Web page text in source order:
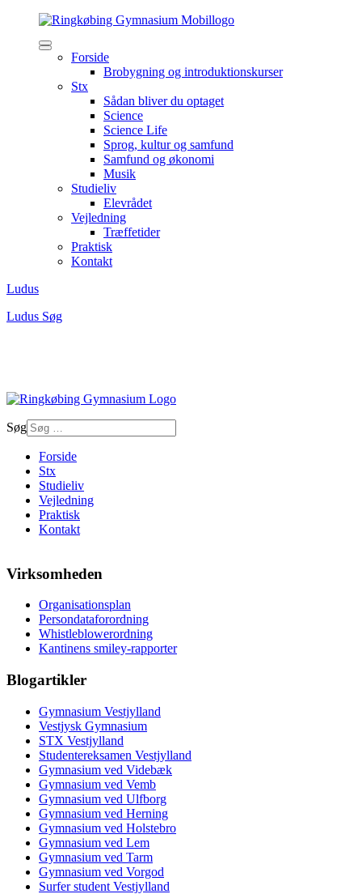
Forside
Brobygning og introduktionskurser
Stx
Sådan bliver du optaget
Science
Science Life
Sprog, kultur og samfund
Samfund og økonomi
Musik
Studieliv
Elevrådet
Vejledning
Træffetider
Praktisk
Kontakt
Ludus
Ludus Søg
Søg
Forside
Stx
Studieliv
Vejledning
Praktisk
Kontakt
Virksomheden
Organisationsplan
Persondataforordning
Whistleblowerordning
Kantinens smiley-rapporter
Blogartikler
Gymnasium Vestjylland
Vestjysk Gymnasium
STX Vestjylland
Studentereksamen Vestjylland
Gymnasium ved Videbæk
Gymnasium ved Vemb
Gymnasium ved Ulfborg
Gymnasium ved Herning
Gymnasium ved Holstebro
Gymnasium ved Lem
Gymnasium ved Tarm
Gymnasium ved Vorgod
Surfer student Vestjylland